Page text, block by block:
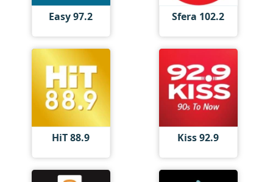
Easy 97.2 Sfera 102.2
HiT 88.9 Kiss 92.9